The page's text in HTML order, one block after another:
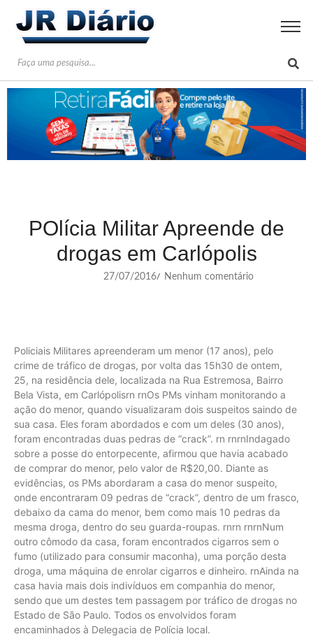
POlícia Militar Apreende de
drogas em Carlópolis
27/07/2016/ Nenhum comentário
Policiais Militares apreenderam um menor (17 anos), pelo
crime de tráfico de drogas, por volta das 15h30 de ontem,
25, na residência dele, localizada na Rua Estremosa, Bairro
Bela Vista, em Carlópolisrn rnOs PMs vinham monitorando a
ação do menor, quando visualizaram dois suspeitos saindo de
sua casa. Eles foram abordados e com um deles (30 anos),
foram encontradas duas pedras de “crack”. rn rnrnIndagado
sobre a posse do entorpecente, afirmou que havia acabado
de comprar do menor, pelo valor de R$20,00. Diante as
evidências, os PMs abordaram a casa do menor suspeito,
onde encontraram 09 pedras de “crack”, dentro de um frasco,
debaixo da cama do menor, bem como mais 10 pedras da
mesma droga, dentro do seu guarda-roupas. rnrn rnrnNum
outro cômodo da casa, foram encontrados cigarros sem o
fumo (utilizado para consumir maconha), uma porção desta
droga, uma máquina de enrolar cigarros e dinheiro. rnAinda na
casa havia mais dois indivíduos em companhia do menor,
sendo que um destes tem passagem por tráfico de drogas no
Estado de São Paulo. Todos os envolvidos foram
encaminhados à Delegacia de Polícia local.